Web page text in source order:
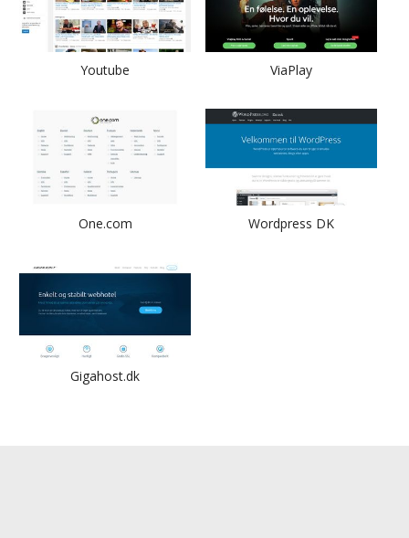
Youtube ViaPlay
One.com Wordpress DK
Gigahost.dk